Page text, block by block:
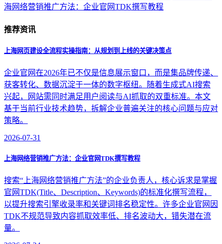
海网络营销推广方法：企业官网TDK撰写教程
推荐资讯
上海网页建设全流程实操指南：从规划到上线的关键决策点
企业官网在2026年已不仅是信息展示窗口，而是集品牌传递、
获客转化、数据沉淀于一体的数字枢纽。随着生成式AI搜索
兴起，网站需同时满足用户阅读与AI抓取的双重标准。本文
基于当前行业技术趋势，拆解企业普遍关注的核心问题与应对
策略。
2026-07-31
上海网络营销推广方法：企业官网TDK撰写教程
搜索“上海网络营销推广方法”的企业负责人，核心诉求是掌握
官网TDK(Title、Description、Keywords)的标准化撰写流程，
以提升搜索引擎收录率和关键词排名稳定性。许多企业官网因
TDK不规范导致内容抓取效率低、排名波动大，错失潜在流
量。